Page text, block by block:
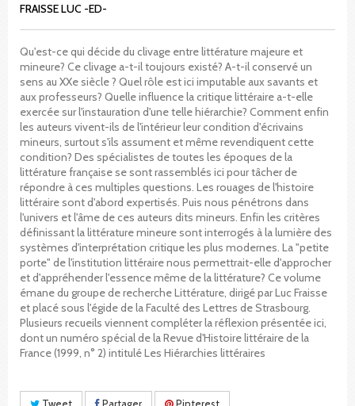
FRAISSE LUC -ED-
Qu'est-ce qui décide du clivage entre littérature majeure et
mineure? Ce clivage a-t-il toujours existé? A-t-il conservé un
sens au XXe siècle ? Quel rôle est ici imputable aux savants et
aux professeurs? Quelle influence la critique littéraire a-t-elle
exercée sur l'instauration d'une telle hiérarchie? Comment enfin
les auteurs vivent-ils de l'intérieur leur condition d'écrivains
mineurs, surtout s'ils assument et même revendiquent cette
condition? Des spécialistes de toutes les époques de la
littérature française se sont rassemblés ici pour tâcher de
répondre à ces multiples questions. Les rouages de l'histoire
littéraire sont d'abord expertisés. Puis nous pénétrons dans
l'univers et l'âme de ces auteurs dits mineurs. Enfin les critères
définissant la littérature mineure sont interrogés à la lumière des
systèmes d'interprétation critique les plus modernes. La "petite
porte" de l'institution littéraire nous permettrait-elle d'approcher
et d'appréhender l'essence même de la littérature? Ce volume
émane du groupe de recherche Littérature, dirigé par Luc Fraisse
et placé sous l'égide de la Faculté des Lettres de Strasbourg.
Plusieurs recueils viennent compléter la réflexion présentée ici,
dont un numéro spécial de la Revue d'Histoire littéraire de la
France (1999, n° 2) intitulé Les Hiérarchies littéraires